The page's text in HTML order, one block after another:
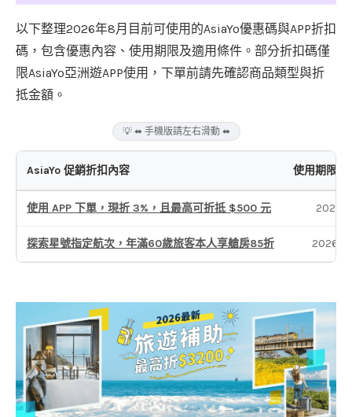
以下整理2026年8月目前可使用的AsiaYo優惠碼與APP折扣
碼，包含優惠內容、使用期限及適用條件。部分折扣碼僅
限AsiaYo亞洲遊APP使用，下單前請先確認商品類型與折
抵金額。
💡 ⬌ 手機版請左右滑動 ⬌
AsiaYo 促銷折扣內容 使用期限
使用 APP 下單，現折 3%，且最高可折抵 $500 元 2026-
探索星號指定航次，年滿60歲旅客本人享艙房85折 2026-